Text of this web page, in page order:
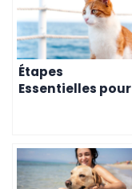
Étapes
Essentielles pour
l’Île Maurice